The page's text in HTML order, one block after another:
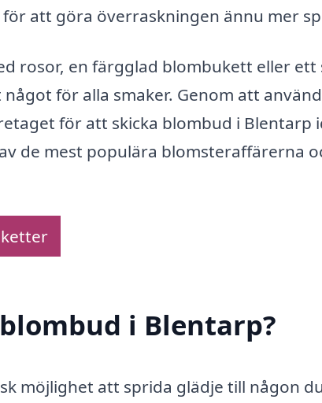
att göra överraskningen ännu mer
rosor, en färgglad blombukett eller ett
för alla smaker. Genom att
för att skicka blombud i Blentarp
de mest populära blomsteraffärerna
i Blentarp?
möjlighet att sprida glädje till någon du